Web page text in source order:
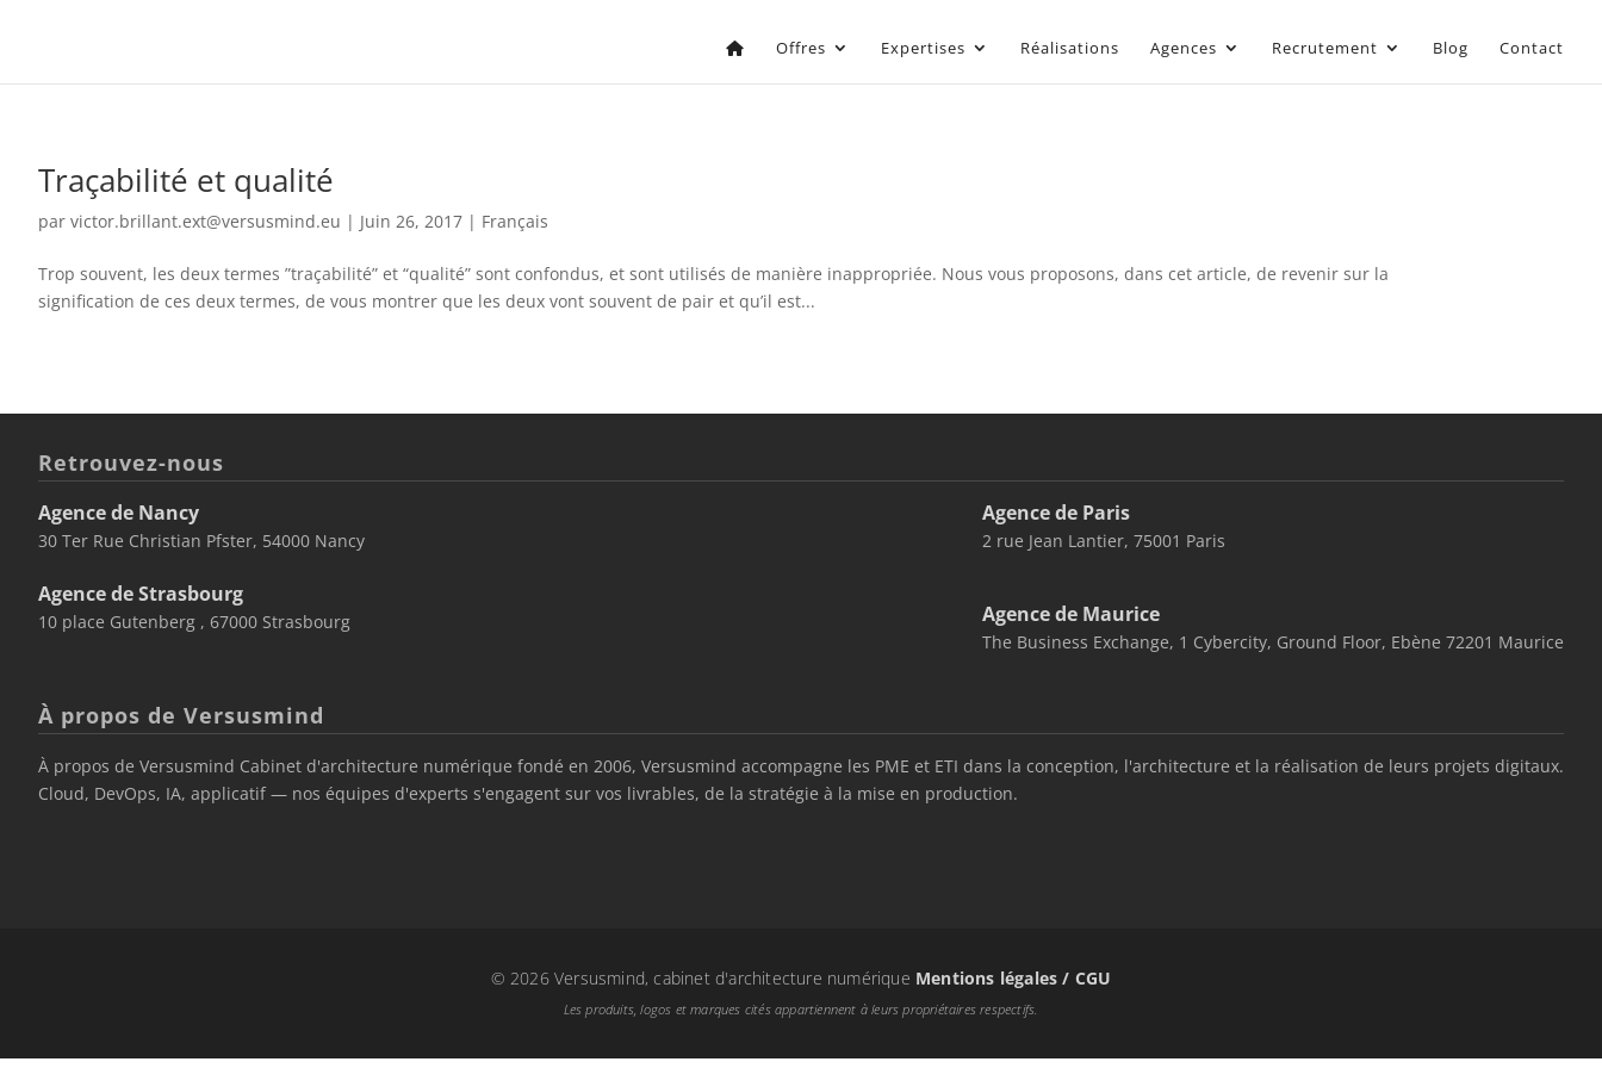
Offres Expertises Réalisations Agences Recrutement Blog Contact
Traçabilité et qualité
par victor.brillant.ext@versusmind.eu | Juin 26, 2017 | Français
Trop souvent, les deux termes ”traçabilité” et “qualité” sont confondus, et sont utilisés de manière inappropriée. Nous vous proposons, dans cet article, de revenir sur la
signification de ces deux termes, de vous montrer que les deux vont souvent de pair et qu’il est...
Retrouvez-nous
Agence de Nancy
30 Ter Rue Christian Pfster, 54000 Nancy
Agence de Strasbourg
10 place Gutenberg , 67000 Strasbourg
Agence de Paris
2 rue Jean Lantier, 75001 Paris
Agence de Maurice
The Business Exchange, 1 Cybercity, Ground Floor, Ebène 72201 Maurice
À propos de Versusmind
À propos de Versusmind Cabinet d'architecture numérique fondé en 2006, Versusmind accompagne les PME et ETI dans la conception, l'architecture et la réalisation de leurs projets digitaux.
Cloud, DevOps, IA, applicatif — nos équipes d'experts s'engagent sur vos livrables, de la stratégie à la mise en production.
© 2026 Versusmind, cabinet d'architecture numérique Mentions légales / CGU
Les produits, logos et marques cités appartiennent à leurs propriétaires respectifs.